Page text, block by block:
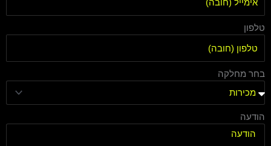
טלפון
בחר מחלקה
הודעה